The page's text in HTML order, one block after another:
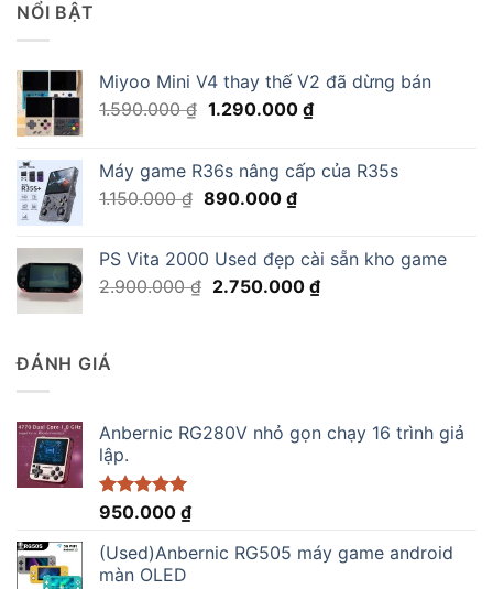
NỔI BẬT
Miyoo Mini V4 thay thế V2 đã dừng bán
1.590.000₫ Giá
1.590.000 ₫.
1.290.000 ₫Giá
là:
Máy game R36s nâng cấp của R35s
1.150.000₫ Giá
1.150.000 ₫.
890.000 ₫Giá
là:
890.000 ₫.
PS Vita 2000 Used đẹp cài sẵn kho game
2.900.000₫ Giá
2.750.000 ₫Giá
ĐÁNH GIÁ
Anbernic RG280V nhỏ gọn chạy 16 trình giả
lập.
Được xếp
5 sao
950.000 ₫
(Used)Anbernic RG505 máy game android
màn OLED